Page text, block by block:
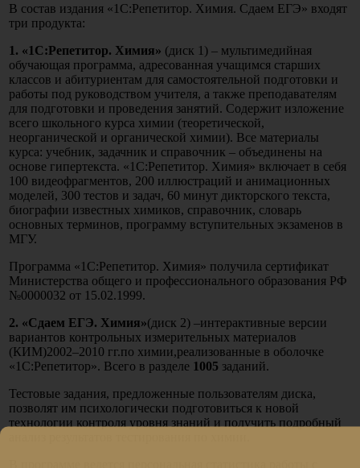
В состав издания «1С:Репетитор. Химия. Сдаем ЕГЭ» входят
три продукта:
1. «1С:Репетитор. Химия» (диск 1) – мультимедийная
обучающая программа, адресованная учащимся старших
классов и абитуриентам для самостоятельной подготовки и
работы под руководством учителя, а также преподавателям
для подготовки и проведения занятий. Содержит изложение
всего школьного курса химии (теоретической,
неорганической и органической химии). Все материалы
курса: учебник, задачник и справочник – объединены на
основе гипертекста. «1С:Репетитор. Химия» включает в себя
100 видеофрагментов, 200 иллюстраций и анимационных
моделей, 300 тестов и задач, 60 минут дикторского текста,
биографии известных химиков, справочник, словарь
основных терминов, программу вступительных экзаменов в
МГУ.
Программа «1С:Репетитор. Химия» получила сертификат
Министерства общего и профессионального образования РФ
№0000032 от 15.02.1999.
2. «Сдаем ЕГЭ. Химия»(диск 2) –интерактивные версии
вариантов контрольных измерительных материалов
(КИМ)2002–2010 гг.по химии,реализованные в оболочке
«1С:Репетитор». Всего в разделе 1005 заданий.
Тестовые задания, предложенные пользователям диска,
позволят им психологически подготовиться к новой
технологии контроля уровня знаний и получить подробный